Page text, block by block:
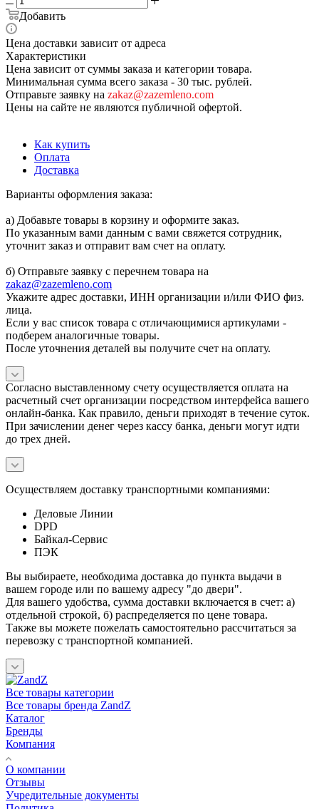
Добавить
Цена доставки зависит от адреса
Характеристики
Цена зависит от суммы заказа и категории товара.
Минимальная сумма всего заказа - 30 тыс. рублей.
Отправьте заявку на zakaz@zazemleno.com
Цены на сайте не являются публичной офертой.
Как купить
Оплата
Доставка
Варианты оформления заказа:
а) Добавьте товары в корзину и оформите заказ.
По указанным вами данным с вами свяжется сотрудник,
уточнит заказ и отправит вам счет на оплату.
б) Отправьте заявку с перечнем товара на
zakaz@zazemleno.com
Укажите адрес доставки, ИНН организации и/или ФИО физ.
лица.
Если у вас список товара с отличающимися артикулами -
подберем аналогичные товары.
После уточнения деталей вы получите счет на оплату.
Согласно выставленному счету осуществляется оплата на
расчетный счет организации посредством интерфейса вашего
онлайн-банка. Как правило, деньги приходят в течение суток.
При зачислении денег через кассу банка, деньги могут идти
до трех дней.
Осуществляем доставку транспортными компаниями:
Деловые Линии
DPD
Байкал-Сервис
ПЭК
Вы выбираете, необходима доставка до пункта выдачи в
вашем городе или по вашему адресу "до двери".
Для вашего удобства, сумма доставки включается в счет: а)
отдельной строкой, б) распределяется по цене товара.
Также вы можете пожелать самостоятельно рассчитаться за
перевозку с транспортной компанией.
Все товары категории
Все товары бренда ZandZ
Каталог
Бренды
Компания
О компании
Отзывы
Учредительные документы